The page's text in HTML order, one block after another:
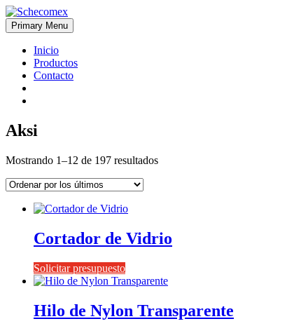
Skip
to
content
Schecomex
Herramientas, materiales y acabados para la construcción
Primary Menu
Inicio
Productos
Contacto
Aksi
Mostrando 1–12 de 197 resultadosOrdenado
Cortador de Vidrio
Solicitar presupuesto
Hilo de Nylon Transparente